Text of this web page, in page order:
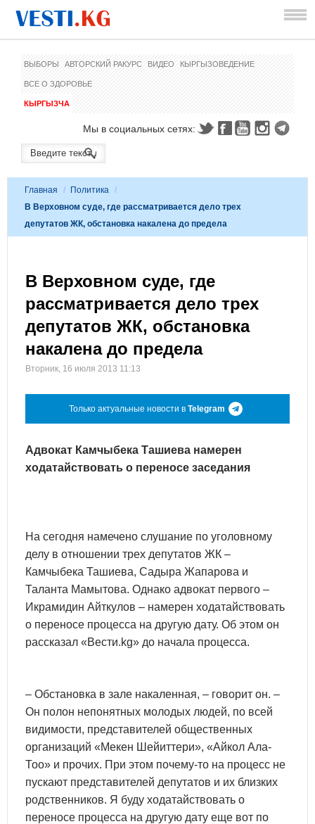
ВЫБОРЫ АВТОРСКИЙ РАКУРС ВИДЕО КЫРГЫЗОВЕДЕНИЕ
ВСЕ О ЗДОРОВЬЕ
КЫРГЫЗЧА
Мы в социальных сетях:
Главная / Политика /
В Верховном суде, где рассматривается дело трех
депутатов ЖК, обстановка накалена до предела
В Верховном суде, где
рассматривается дело трех
депутатов ЖК, обстановка
накалена до предела
Вторник, 16 июля 2013 11:13
Только актуальные новости в Telegram
Адвокат Камчыбека Ташиева намерен
ходатайствовать о переносе заседания
На сегодня намечено слушание по уголовному
делу в отношении трех депутатов ЖК –
Камчыбека Ташиева, Садыра Жапарова и
Таланта Мамытова. Однако адвокат первого –
Икрамидин Айткулов – намерен ходатайствовать
о переносе процесса на другую дату. Об этом он
рассказал «Вести.kg» до начала процесса.
– Обстановка в зале накаленная, – говорит он. –
Он полон непонятных молодых людей, по всей
видимости, представителей общественных
организаций «Мекен Шейиттери», «Айкол Ала-
Тоо» и прочих. При этом почему-то на процесс не
пускают представителей депутатов и их близких
родственников. Я буду ходатайствовать о
переносе процесса на другую дату еще вот по